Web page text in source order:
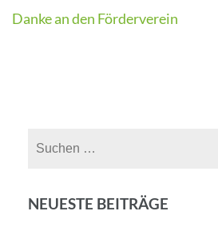
Beitragsnavigation
Danke an den Förderverein
NEUESTE BEITRÄGE